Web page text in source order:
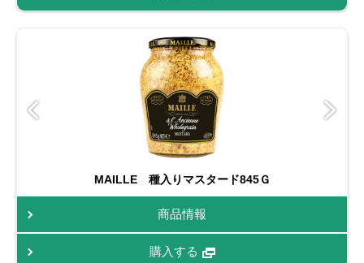
MAILLE 種入りマスタード845Ｇ
商品情報
購入する